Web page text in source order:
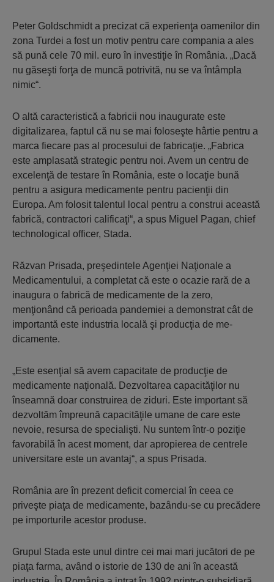
Peter Goldschmidt a precizat că experienţa oamenilor din
zona Turdei a fost un motiv pentru care compania a ales
să pună cele 70 mil. euro în investiţie în România. „Dacă
nu găseşti forţa de muncă potrivită, nu se va întâmpla
nimic“.
O altă caracteristică a fabricii nou inaugurate este
digitalizarea, faptul că nu se mai foloseşte hârtie pentru a
marca fiecare pas al procesului de fabricaţie. „Fabrica
este am­plasată strategic pentru noi. Avem un centru de
excelenţă de testare în România, este o locaţie bună
pentru a asigura medicamente pentru pacienţii din
Europa. Am folosit talentul local pentru a construi această
fabrică, contractori calificaţi“, a spus Miguel Pagan, chief
technological officer, Stada.
Răzvan Prisada, preşedintele Agenţiei Naţionale a
Medicamentului, a completat că este o ocazie rară de a
inaugura o fabrică de me­di­camente de la zero,
menţionând că perioada pandemiei a demonstrat cât de
im­portantă este industria locală şi producţia de me­
dicamente.
„Este esenţial să avem ca­pa­citate de producţie de
medicamente na­ţio­nală. Dezvoltarea capacităţilor nu
înseamnă doar construirea de ziduri. Este important să
dezvoltăm împreună capacităţile umane de care este
nevoie, resursa de specialişti. Nu suntem într-o poziţie
favorabilă în acest moment, dar apropierea de centrele
universitare este un avantaj“, a spus Prisada.
România are în prezent deficit comercial în ceea ce
priveşte piaţa de medicamente, bazându-se cu precădere
pe importurile acestor produse.
Grupul Stada este unul dintre cei mai mari jucători de pe
piaţa farma, având o istorie de 130 de ani în această